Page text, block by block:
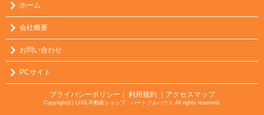
ホーム
会社概要
お問い合わせ
PCサイト
プライバシーポリシー ｜ 利用規約 ｜アクセスマップ
Copyright(c) LIXIL不動産ショップ ハートフルハウス All rights reserved.